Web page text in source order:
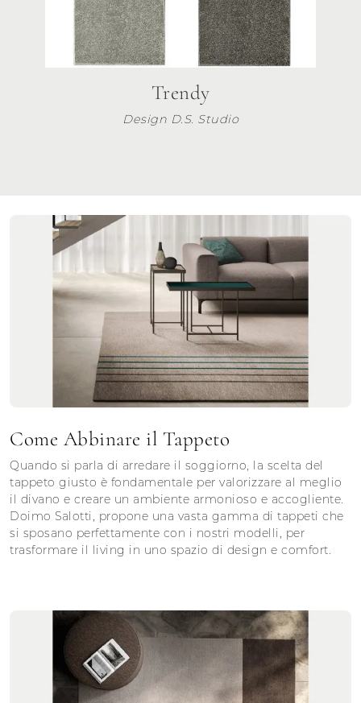
Trendy
Design D.S. Studio
Come Abbinare il Tappeto
Quando si parla di arredare il soggiorno, la scelta del
tappeto giusto è fondamentale per valorizzare al meglio
il divano e creare un ambiente armonioso e accogliente.
Doimo Salotti, propone una vasta gamma di tappeti che
si sposano perfettamente con i nostri modelli, per
trasformare il living in uno spazio di design e comfort.